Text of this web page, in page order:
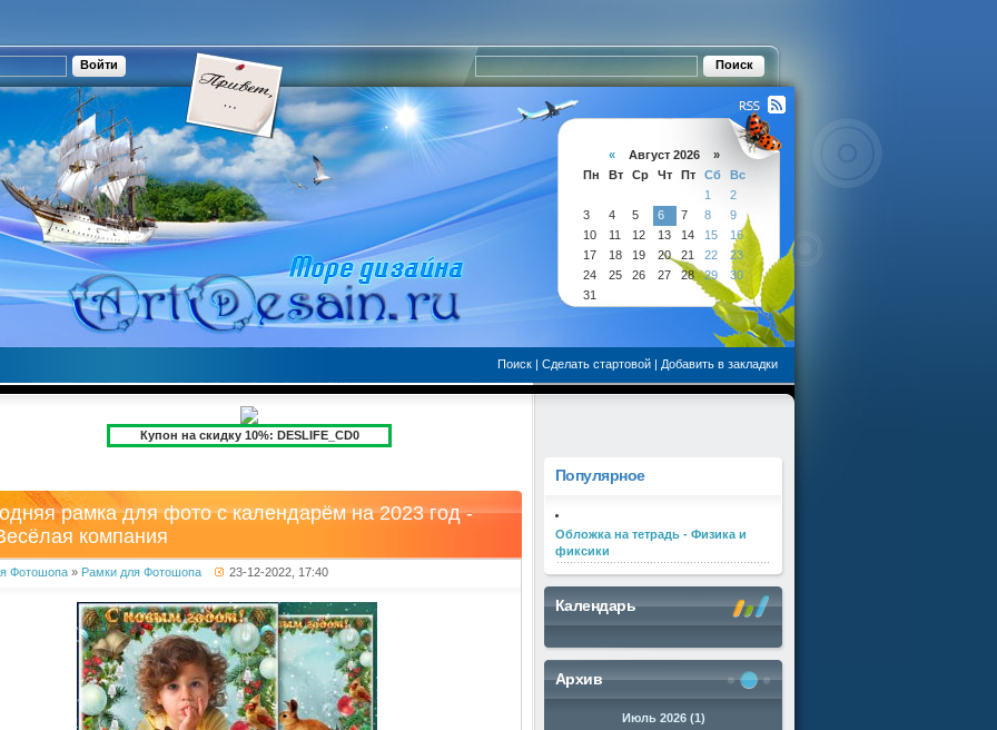
« Август 2026 »
Пн
Вт Ср Чт Пт Сб
Вс
1
2
3
4 5 6 7 8
9
10
11 12 13 14 15
16
17
18 19 20 21 22
23
24
25 26 27 28 29
30
31
Поиск | Сделать стартовой | Добавить в закладки
Купон на скидку 10%: DESLIFE_CD0
рамка для фото с календарём на 2023 год -
компания
Фотошопа » Рамки для Фотошопа 23-12-2022, 17:40
Популярное
Обложка на тетрадь - Физика и
фиксики
Календарь
Архив
Июль 2026 (1)